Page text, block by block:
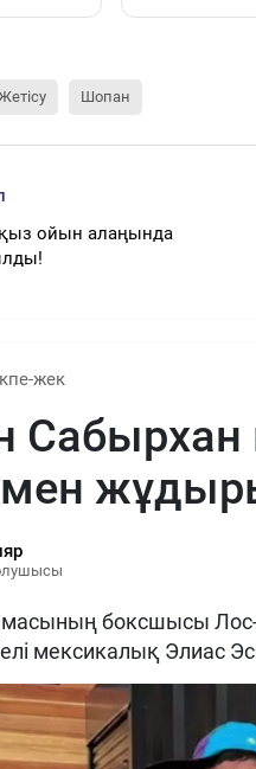
Шопан
ойын алаңында
жек
боксшысы
мексикалық Элиас